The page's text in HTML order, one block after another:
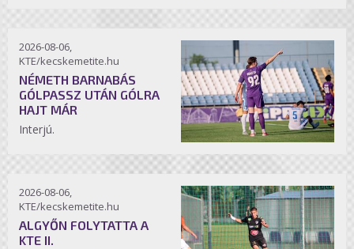
2026-08-06,
KTE/kecskemetite.hu
NÉMETH BARNABÁS
GÓLPASSZ UTÁN GÓLRA
HAJT MÁR
Interjú.
2026-08-06,
KTE/kecskemetite.hu
ALGYŐN FOLYTATTA A
KTE II.